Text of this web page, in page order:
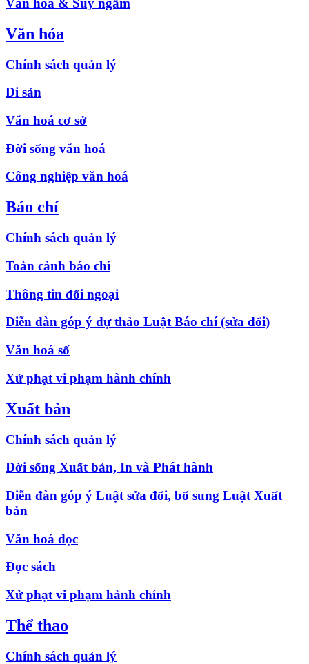
Văn hóa
Chính sách quản lý
Di sản
Văn hoá cơ sở
Đời sống văn hoá
Công nghiệp văn hoá
Báo chí
Chính sách quản lý
Toàn cảnh báo chí
Thông tin đối ngoại
Diễn đàn góp ý dự thảo Luật Báo chí (sửa đổi)
Văn hoá số
Xử phạt vi phạm hành chính
Xuất bản
Chính sách quản lý
Đời sống Xuất bản, In và Phát hành
Diễn đàn góp ý Luật sửa đổi, bổ sung Luật Xuất
bản
Văn hoá đọc
Đọc sách
Xử phạt vi phạm hành chính
Thể thao
Chính sách quản lý